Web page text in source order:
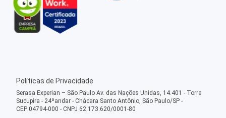
Políticas de Privacidade
Serasa Experian – São Paulo Av. das Nações Unidas, 14.401 - Torre
Sucupira - 24ºandar - Chácara Santo Antônio, São Paulo/SP -
CEP:04794-000 - CNPJ 62.173.620/0001-80